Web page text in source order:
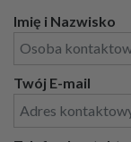
Imię i Nazwisko
Twój E-mail